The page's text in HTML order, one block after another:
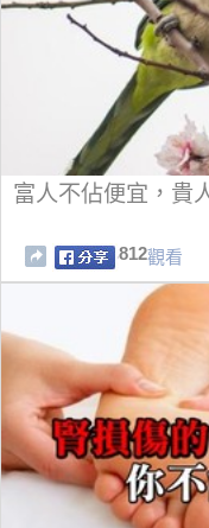
富人不佔便宜，貴
812觀看